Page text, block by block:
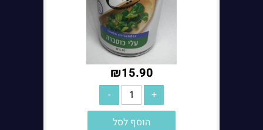
₪15.90
הוסף לסל